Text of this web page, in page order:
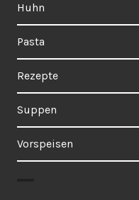
Huhn
Pasta
Rezepte
Suppen
Vorspeisen